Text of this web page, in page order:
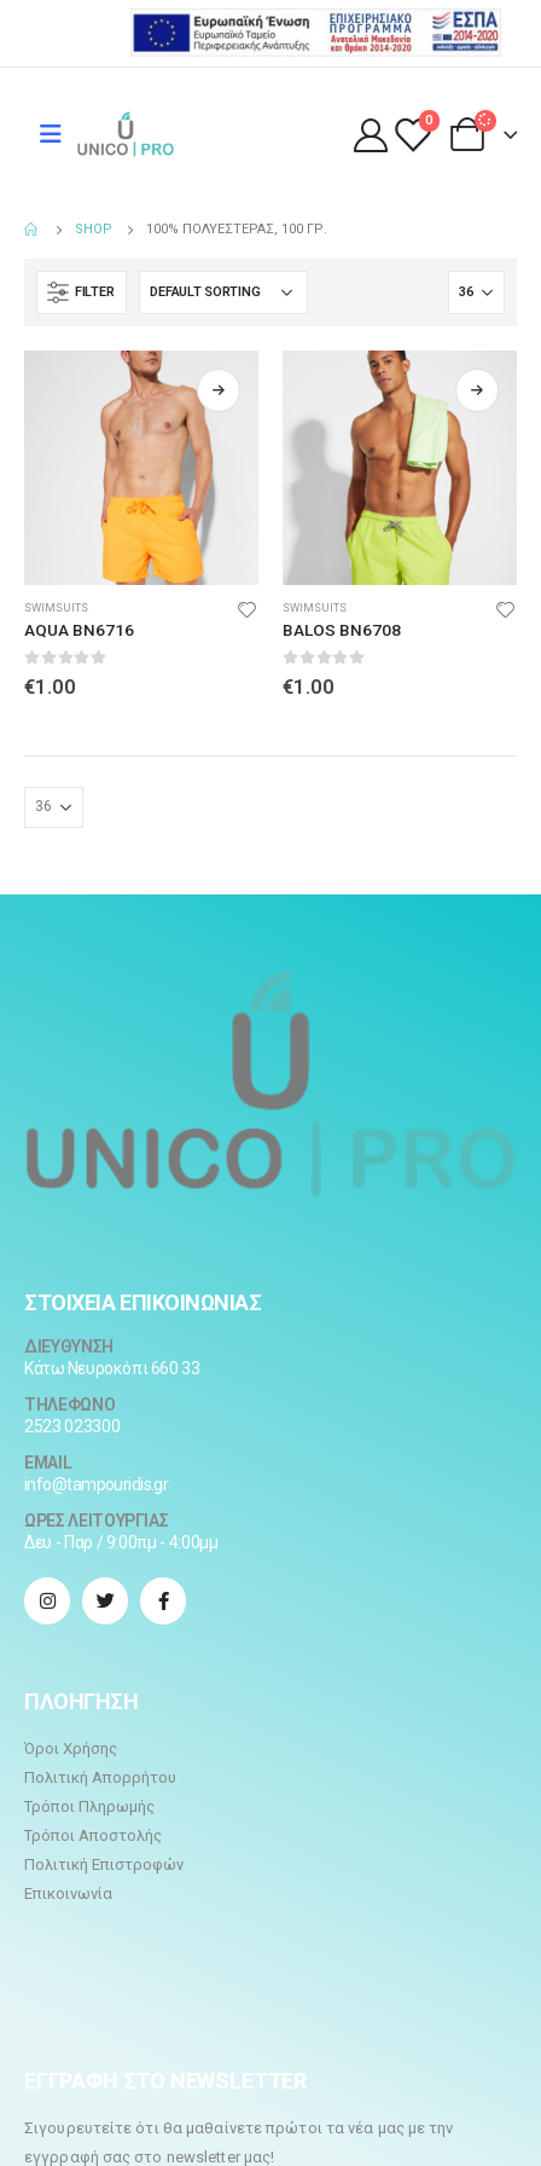
0
SHOP 100% ΠΟΛΥΕΣΤΈΡΑΣ, 100 ΓΡ.
FILTER
SWIMSUITS
AQUA BN6716
0 out of 5
€1.00
SWIMSUITS
BALOS BN6708
0 out of 5
€1.00
ΣΤΟΙΧΕΙΑ ΕΠΙΚΟΙΝΩΝΙΑΣ
ΔΙΕΥΘΥΝΣΗ
Κάτω Νευροκόπι 660 33
ΤΗΛΕΦΩΝΟ
2523 023300
EMAIL
info@tampouridis.gr
ΩΡΕΣ ΛΕΙΤΟΥΡΓΙΑΣ
Δευ - Παρ / 9:00πμ - 4:00μμ
ΠΛΟΗΓΗΣΗ
Όροι Χρήσης
Πολιτική Απορρήτου
Τρόποι Πληρωμής
Τρόποι Αποστολής
Πολιτική Επιστροφών
Επικοινωνία
ΕΓΓΡΑΦΗ ΣΤΟ NEWSLETTER
Σιγουρευτείτε ότι θα μαθαίνετε πρώτοι τα νέα μας με την
εγγρραφή σας στο newsletter μας!